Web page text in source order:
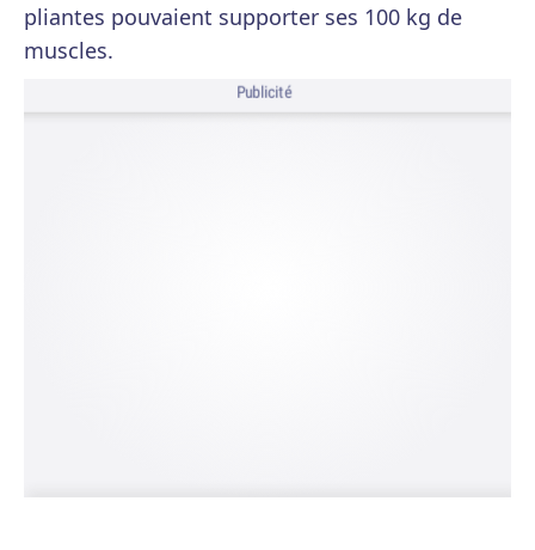
pliantes pouvaient supporter ses 100 kg de
muscles.
Publicité